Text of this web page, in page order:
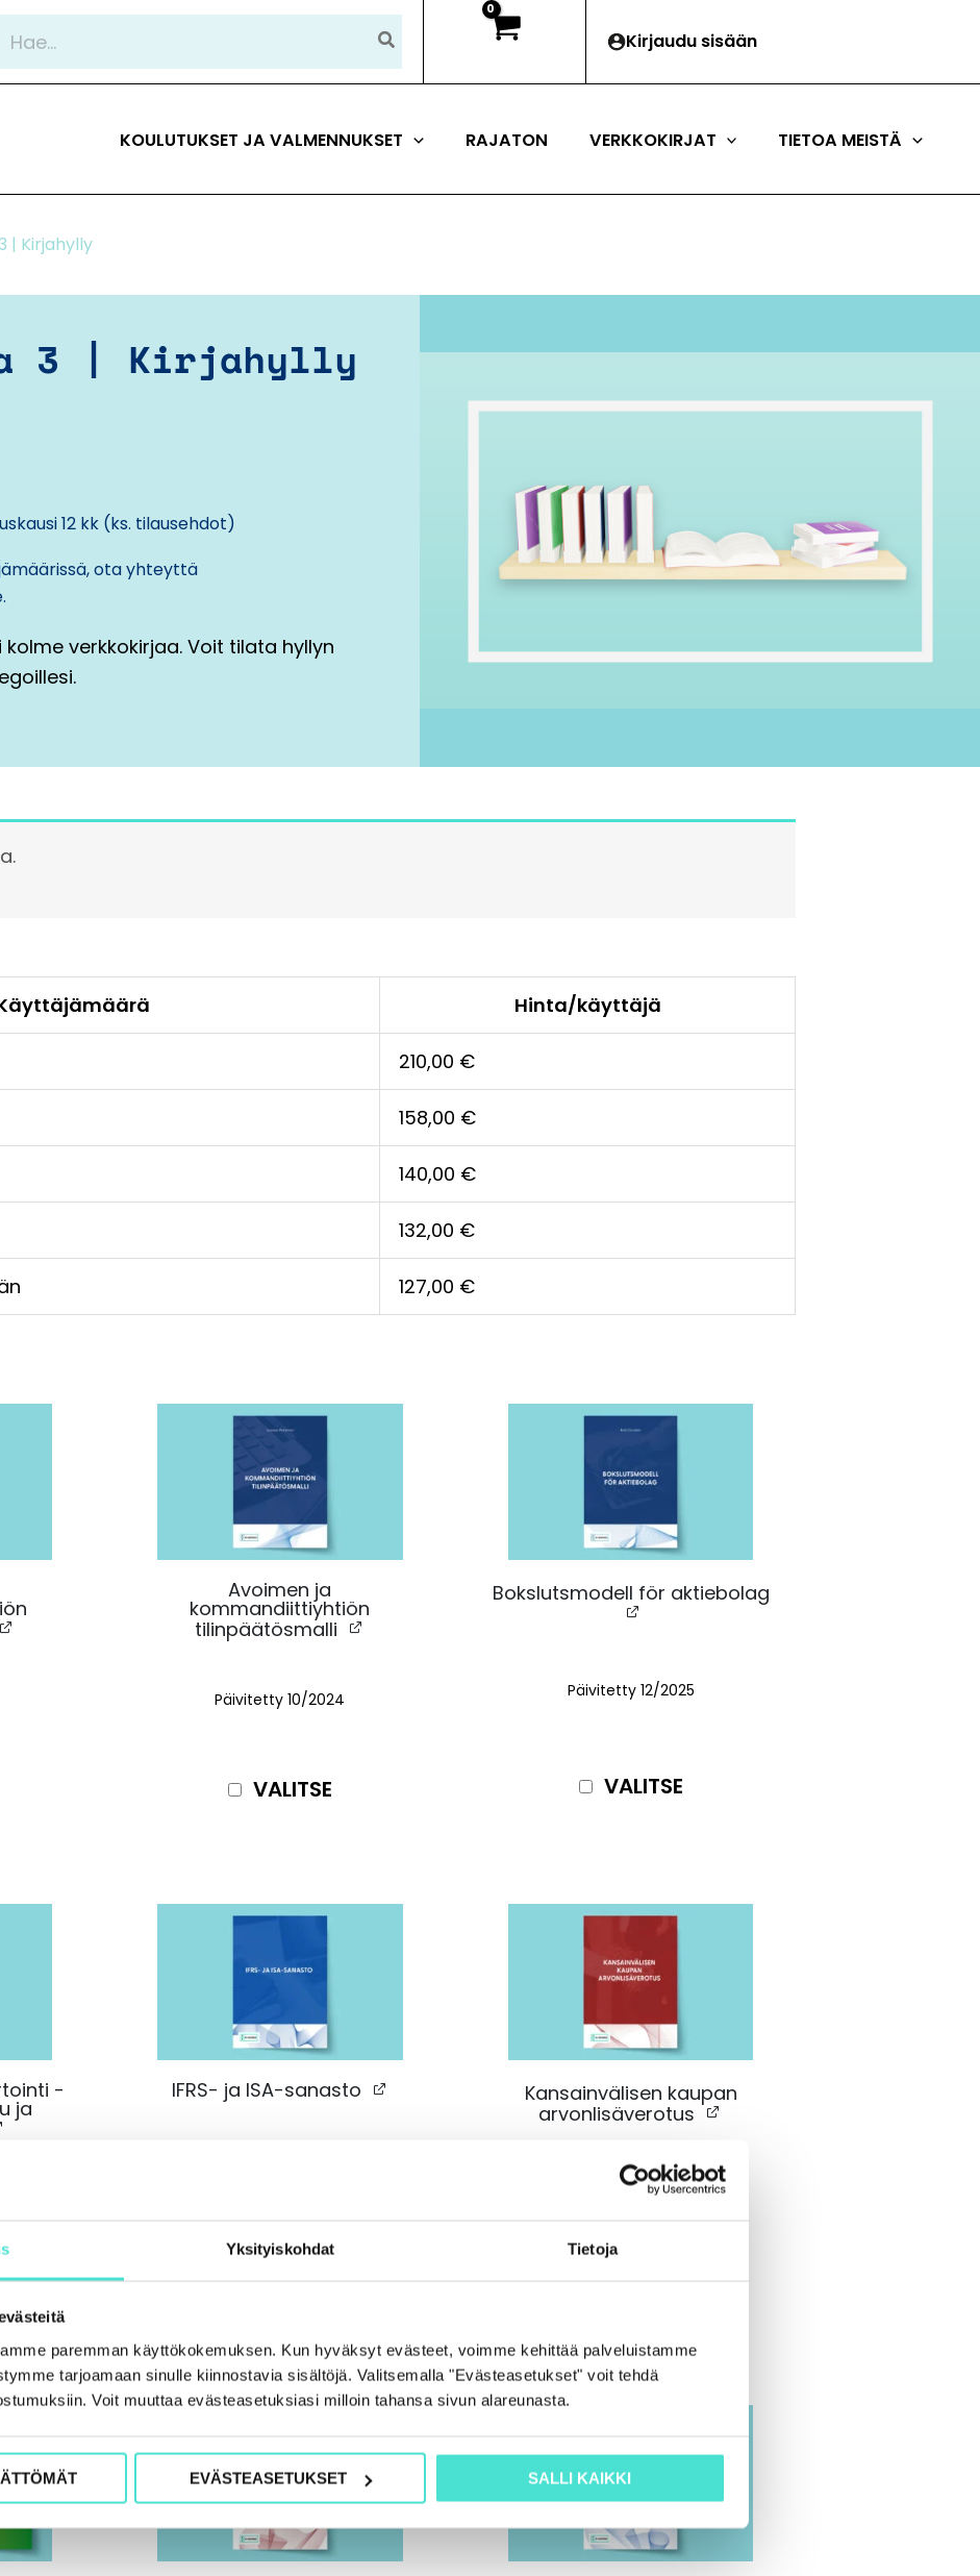
Yksityiskohdat Tietoja
paremman käyttökokemuksen. Kun hyväksyt evästeet, voimme kehittää palveluistamme
tarjoamaan sinulle kiinnostavia sisältöjä. Valitsemalla "Evästeasetukset" voit tehdä
Voit muuttaa evästeasetuksiasi milloin tahansa sivun alareunasta.
EVÄSTEASETUKSET SALLI KAIKKI
Kirjaudu sisään
KOULUTUKSET JA VALMENNUKSET RAJATON VERKKOKIRJAT TIETOA MEISTÄ
| Kirjahylly
3 | Kirjahylly
12 kk (ks. tilausehdot)
ota yhteyttä
.
verkkokirjaa. Voit tilata hyllyn
Hinta/käyttäjä
210,00 €
158,00 €
140,00 €
132,00 €
127,00 €
Avoimen ja
kommandiittiyhtiön
tilinpäätösmalli
Päivitetty 10/2024
VALITSE
Bokslutsmodell för aktiebolag
Päivitetty 12/2025
VALITSE
-
ja
IFRS- ja ISA-sanasto
VALITSE
Kansainvälisen kaupan
arvonlisäverotus
Päivitetty 9/2023
VALITSE